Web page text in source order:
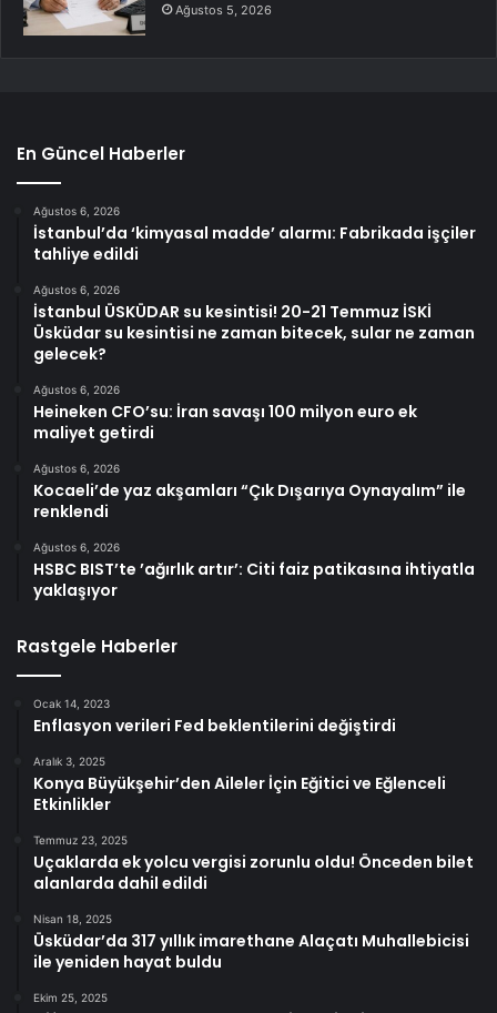
Ağustos 5, 2026
En Güncel Haberler
Ağustos 6, 2026
İstanbul’da ‘kimyasal madde’ alarmı: Fabrikada işçiler
tahliye edildi
Ağustos 6, 2026
İstanbul ÜSKÜDAR su kesintisi! 20-21 Temmuz İSKİ
Üsküdar su kesintisi ne zaman bitecek, sular ne zaman
gelecek?
Ağustos 6, 2026
Heineken CFO’su: İran savaşı 100 milyon euro ek
maliyet getirdi
Ağustos 6, 2026
Kocaeli’de yaz akşamları “Çık Dışarıya Oynayalım” ile
renklendi
Ağustos 6, 2026
HSBC BIST’te ’ağırlık artır’: Citi faiz patikasına ihtiyatla
yaklaşıyor
Rastgele Haberler
Ocak 14, 2023
Enflasyon verileri Fed beklentilerini değiştirdi
Aralık 3, 2025
Konya Büyükşehir’den Aileler İçin Eğitici ve Eğlenceli
Etkinlikler
Temmuz 23, 2025
Uçaklarda ek yolcu vergisi zorunlu oldu! Önceden bilet
alanlarda dahil edildi
Nisan 18, 2025
Üsküdar’da 317 yıllık imarethane Alaçatı Muhallebicisi
ile yeniden hayat buldu
Ekim 25, 2025